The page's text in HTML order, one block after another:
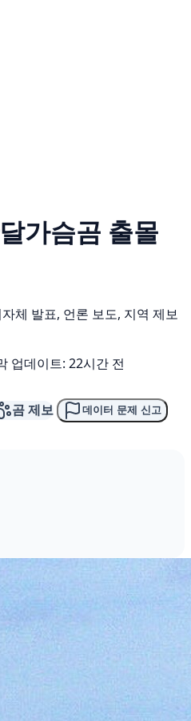
가슴곰 출몰
체 발표, 언론 보도, 지역 제보
업데이트: 22시간 전
곰 제보 데이터 문제 신고